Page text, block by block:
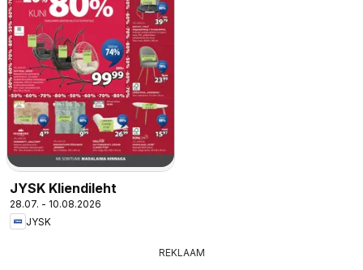
JYSK Kliendileht
28.07. - 10.08.2026
JYSK
REKLAAM